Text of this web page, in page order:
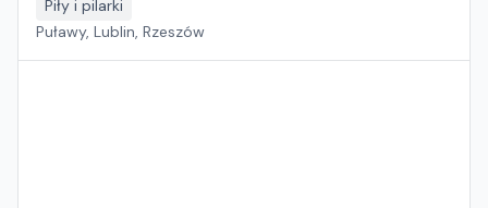
Piły i pilarki
Puławy, Lublin, Rzeszów